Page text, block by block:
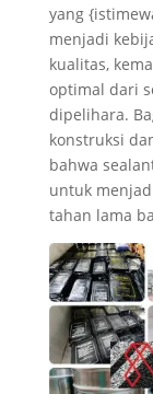
yang
menjadi
kualitas,
optimal dari
dipelihara.
konstruksi
bahwa
untuk
tahan lama